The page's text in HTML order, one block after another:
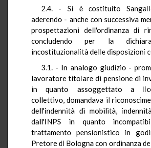
2.4. - Si è costituito
aderendo - anche con successiva
prospettazioni dell'ordinanza di
concludendo per la
incostituzionalità delle disposizioni
3.1. - In analogo giudizio -
lavoratore titolare di pensione di
in quanto assoggettato a
collettivo, domandava il
dell'indennità di mobilità,
dall'INPS in quanto
trattamento pensionistico in
Pretore di Bologna con ordinanza